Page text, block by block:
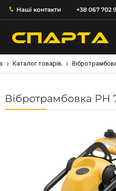
Наші контакти +38 067 702
Каталог товарів
Вібротрамбовка PH